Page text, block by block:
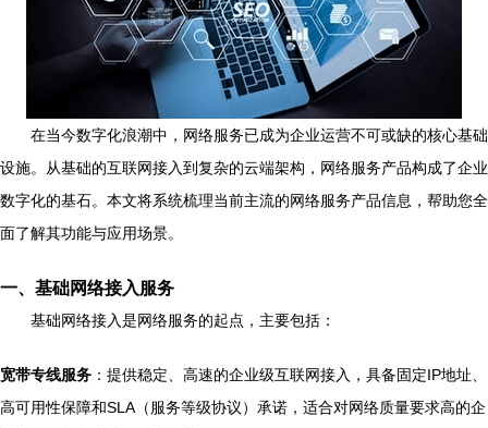
在当今数字化浪潮中，网络服务已成为企业运营不可或缺的核心基础
设施。从基础的互联网接入到复杂的云端架构，网络服务产品构成了企业
数字化的基石。本文将系统梳理当前主流的网络服务产品信息，帮助您全
面了解其功能与应用场景。
一、基础网络接入服务
基础网络接入是网络服务的起点，主要包括：
宽带专线服务 ：提供稳定、高速的企业级互联网接入，具备固定IP地址、
高可用性保障和SLA（服务等级协议）承诺，适合对网络质量要求高的企